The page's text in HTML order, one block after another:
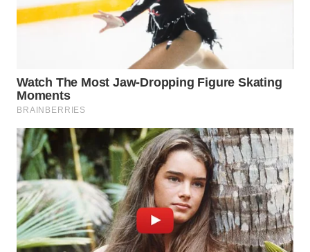
WN
WN
KUNINGAN
WN
MAJALENGKA
WN
SUBANG
WN
SUKABUMI